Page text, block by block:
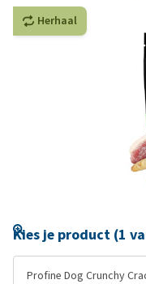
Herhaal
Kies je product (1
Profine Dog Crunchy